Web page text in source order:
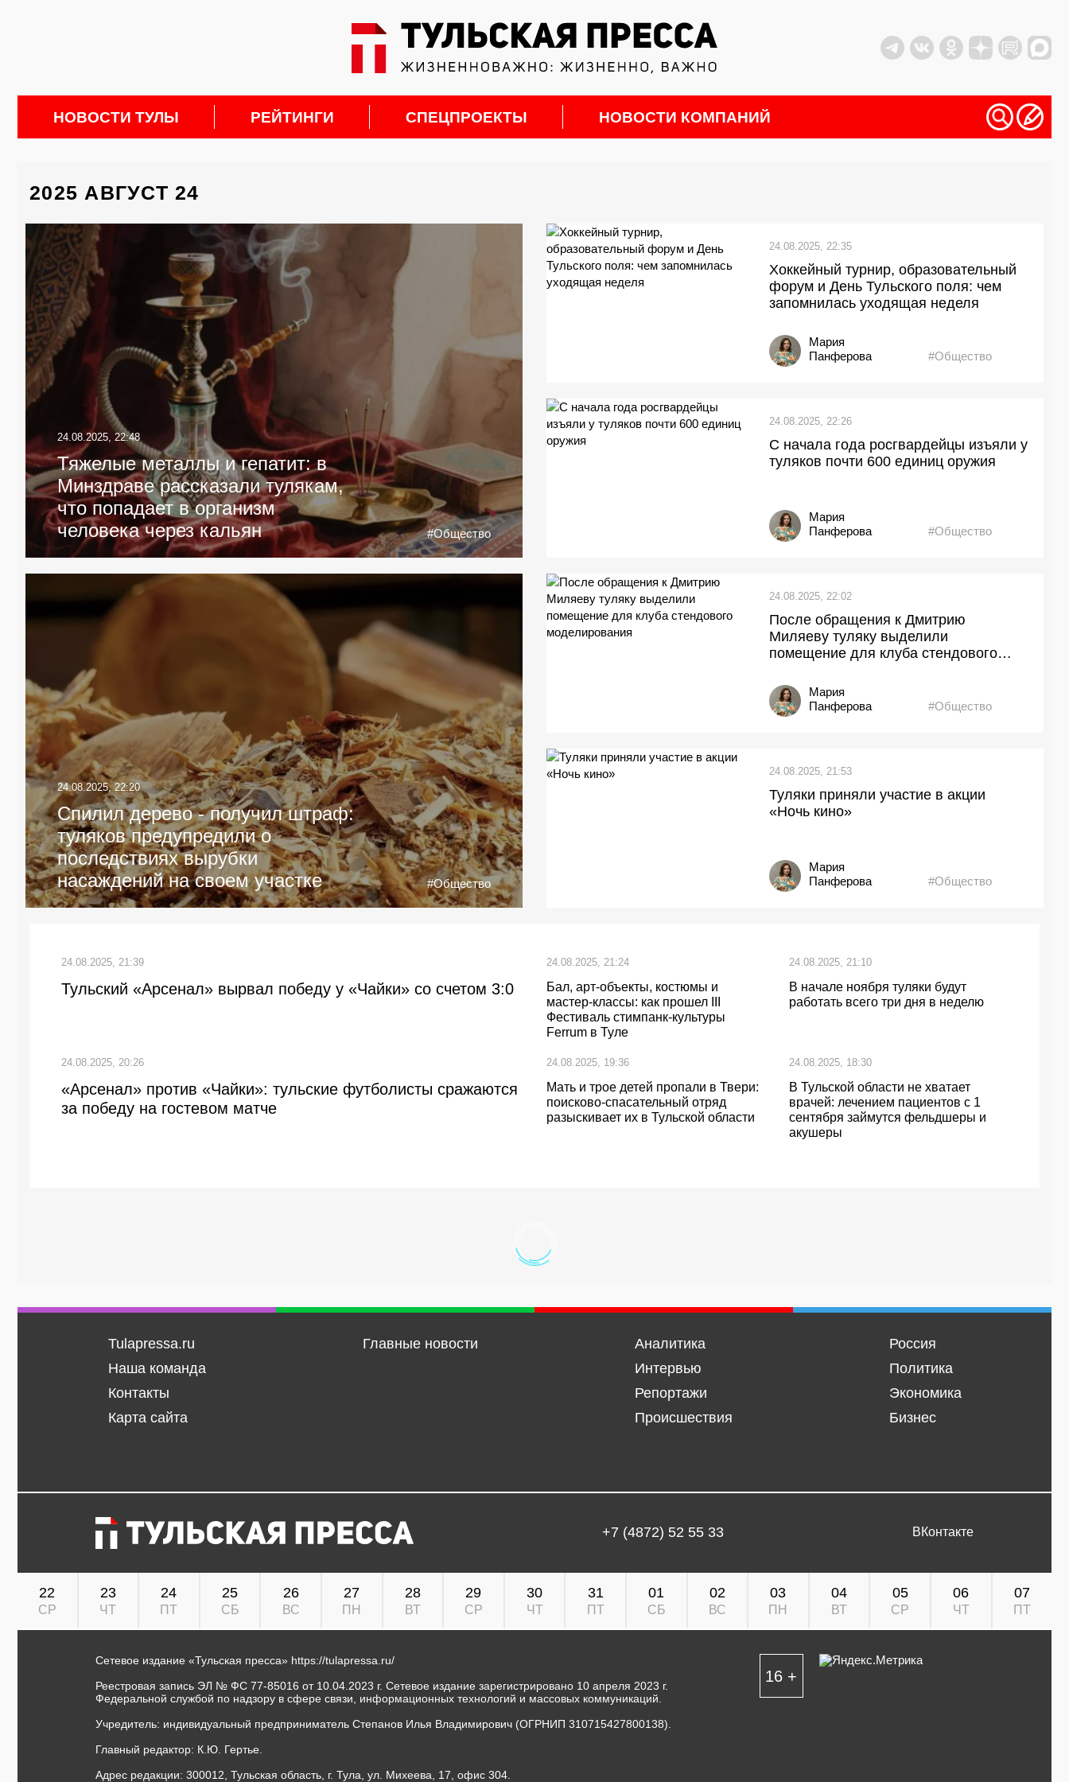
НОВОСТИ ТУЛЫ РЕЙТИНГИ СПЕЦПРОЕКТЫ НОВОСТИ КОМПАНИЙ
2025 АВГУСТ 24
24.08.2025, 22:48
Тяжелые металлы и гепатит: в
Минздраве рассказали тулякам,
что попадает в организм
человека через кальян
#Общество
24.08.2025, 22:35
Хоккейный турнир, образовательный
форум и День Тульского поля: чем
запомнилась уходящая неделя
Мария
Панферова
#Общество
24.08.2025, 22:26
С начала года росгвардейцы изъяли у
туляков почти 600 единиц оружия
Мария
Панферова
#Общество
24.08.2025, 22:20
Спилил дерево - получил штраф:
туляков предупредили о
последствиях вырубки
насаждений на своем участке
#Общество
24.08.2025, 22:02
После обращения к Дмитрию
Миляеву туляку выделили
помещение для клуба стендового
Мария
Панферова
#Общество
24.08.2025, 21:53
Туляки приняли участие в акции
«Ночь кино»
Мария
Панферова
#Общество
24.08.2025, 21:39
Тульский «Арсенал» вырвал победу у «Чайки» со счетом 3:0
24.08.2025, 21:24
Бал, арт-объекты, костюмы и
мастер-классы: как прошел III
Фестиваль стимпанк-культуры
Ferrum в Туле
24.08.2025, 21:10
В начале ноября туляки будут
работать всего три дня в неделю
24.08.2025, 20:26
«Арсенал» против «Чайки»: тульские футболисты сражаются
за победу на гостевом матче
24.08.2025, 19:36
Мать и трое детей пропали в Твери:
поисково-спасательный отряд
разыскивает их в Тульской области
24.08.2025, 18:30
В Тульской области не хватает
врачей: лечением пациентов с 1
сентября займутся фельдшеры и
акушеры
Tulapressa.ru
Наша команда
Контакты
Карта сайта
Главные новости
Аналитика
Интервью
Репортажи
Происшествия
Россия
Политика
Экономика
Бизнес
+7 (4872) 52 55 33 ВКонтакте
22
СР
23
ЧТ
24
ПТ
25
СБ
26
ВС
27
ПН
28
ВТ
29
СР
30
ЧТ
31
ПТ
01
СБ
02
ВС
03
ПН
04
ВТ
05
СР
06
ЧТ
07
ПТ
Сетевое издание «Тульская пресса» https://tulapressa.ru/
Реестровая запись ЭЛ № ФС 77-85016 от 10.04.2023 г. Сетевое издание зарегистрировано 10 апреля 2023 г.
Федеральной службой по надзору в сфере связи, информационных технологий и массовых коммуникаций.
Учредитель: индивидуальный предприниматель Степанов Илья Владимирович (ОГРНИП 310715427800138).
Главный редактор: К.Ю. Гертье.
Адрес редакции: 300012, Тульская область, г. Тула, ул. Михеева, 17, офис 304.
16 +